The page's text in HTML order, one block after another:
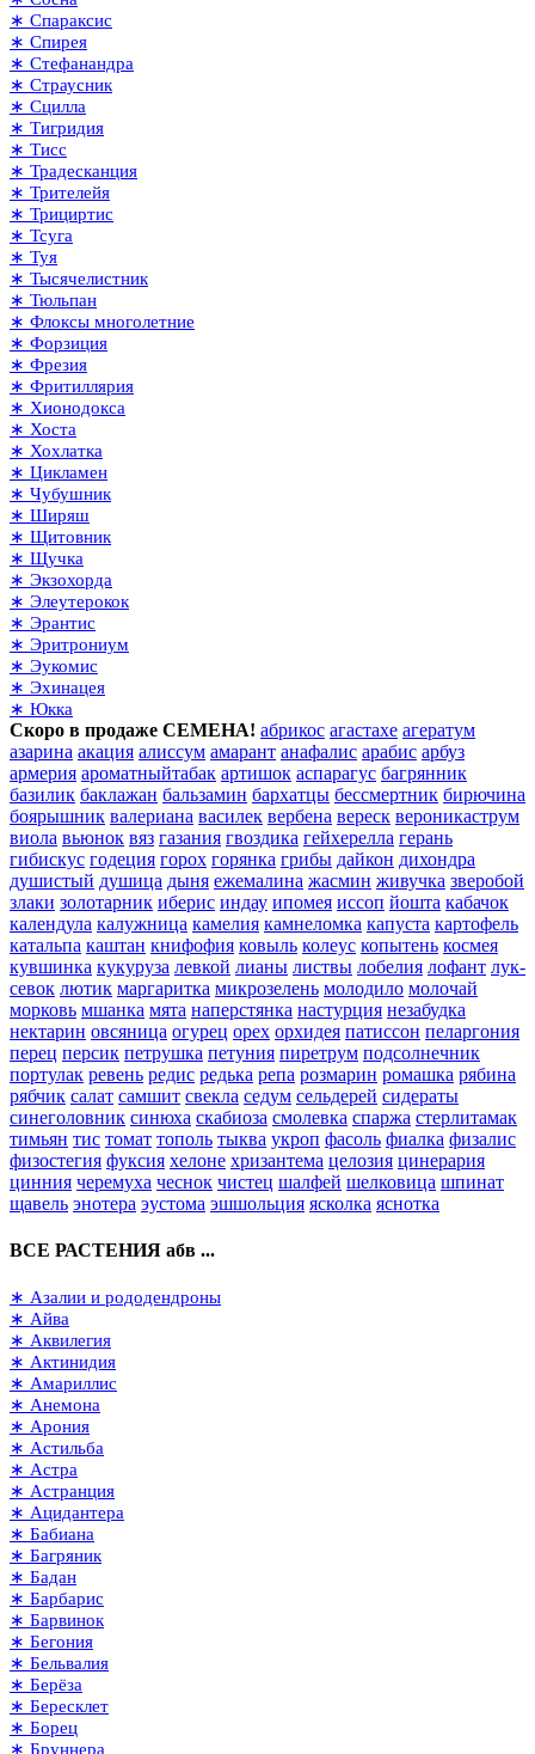
∗ Спараксис
∗ Спирея
∗ Стефанандра
∗ Страусник
∗ Сцилла
∗ Тигридия
∗ Тисс
∗ Традесканция
∗ Трителейя
∗ Трициртис
∗ Тсуга
∗ Туя
∗ Тысячелистник
∗ Тюльпан
∗ Флоксы многолетние
∗ Форзиция
∗ Фрезия
∗ Фритиллярия
∗ Хионодокса
∗ Хоста
∗ Хохлатка
∗ Цикламен
∗ Чубушник
∗ Ширяш
∗ Щитовник
∗ Щучка
∗ Экзохорда
∗ Элеутерокок
∗ Эрантис
∗ Эритрониум
∗ Эукомис
∗ Эхинацея
∗ Юкка
Скоро в продаже СЕМЕНА! абрикос агастахе агератум
азарина акация алиссум амарант анафалис арабис арбуз
армерия ароматныйтабак артишок аспарагус багрянник
базилик баклажан бальзамин бархатцы бессмертник бирючина
боярышник валериана василек вербена вереск вероникаструм
виола вьюнок вяз газания гвоздика гейхерелла герань
гибискус годеция горох горянка грибы дайкон дихондра
душистый душица дыня ежемалина жасмин живучка зверобой
злаки золотарник иберис индау ипомея иссоп йошта кабачок
календула калужница камелия камнеломка капуста картофель
катальпа каштан книфофия ковыль колеус копытень космея
кувшинка кукуруза левкой лианы листвы лобелия лофант лук-
севок лютик маргаритка микрозелень молодило молочай
морковь мшанка мята наперстянка настурция незабудка
нектарин овсяница огурец орех орхидея патиссон пеларгония
перец персик петрушка петуния пиретрум подсолнечник
портулак ревень редис редька репа розмарин ромашка рябина
рябчик салат самшит свекла седум сельдерей сидераты
синеголовник синюха скабиоза смолевка спаржа стерлитамак
тимьян тис томат тополь тыква укроп фасоль фиалка физалис
физостегия фуксия хелоне хризантема целозия цинерария
цинния черемуха чеснок чистец шалфей шелковица шпинат
щавель энотера эустома эшшольция ясколка яснотка
ВСЕ РАСТЕНИЯ абв ...
∗ Азалии и рододендроны
∗ Айва
∗ Аквилегия
∗ Актинидия
∗ Амариллис
∗ Анемона
∗ Арония
∗ Астильба
∗ Астра
∗ Астранция
∗ Ацидантера
∗ Бабиана
∗ Багряник
∗ Бадан
∗ Барбарис
∗ Барвинок
∗ Бегония
∗ Бельвалия
∗ Берёза
∗ Бересклет
∗ Борец
∗ Бруннера